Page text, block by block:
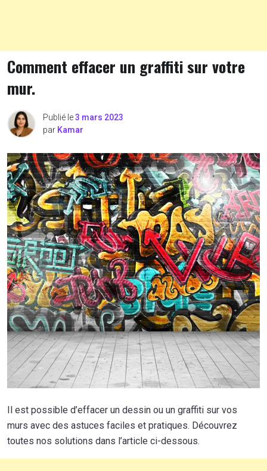
Comment effacer un graffiti sur votre
mur.
Publié le3 mars 2023
par Kamar
Il est possible d’effacer un dessin ou un graffiti sur vos
murs avec des astuces faciles et pratiques. Découvrez
toutes nos solutions dans l’article ci-dessous.